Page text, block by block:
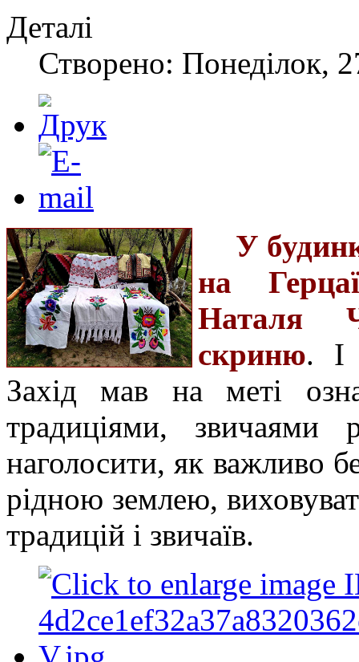
Деталі
Створено: Понеділок,
У
на
Наталя
скриню. І
Захід мав на меті
традиціями, звичаями
наголосити, як важливо
рідною землею,
традицій і звичаїв.